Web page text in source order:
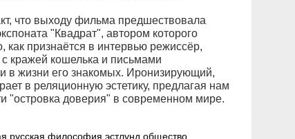
что выходу фильма предшествовала
"Квадрат", автором которого
как признаётся в интервью режиссёр,
кражей кошелька и письмами
в жизни его знакомых. Иронизирующий,
в реляционную эстетику, предлагая нам
"островка доверия" в современном мире.
русская философия эстлунд общество